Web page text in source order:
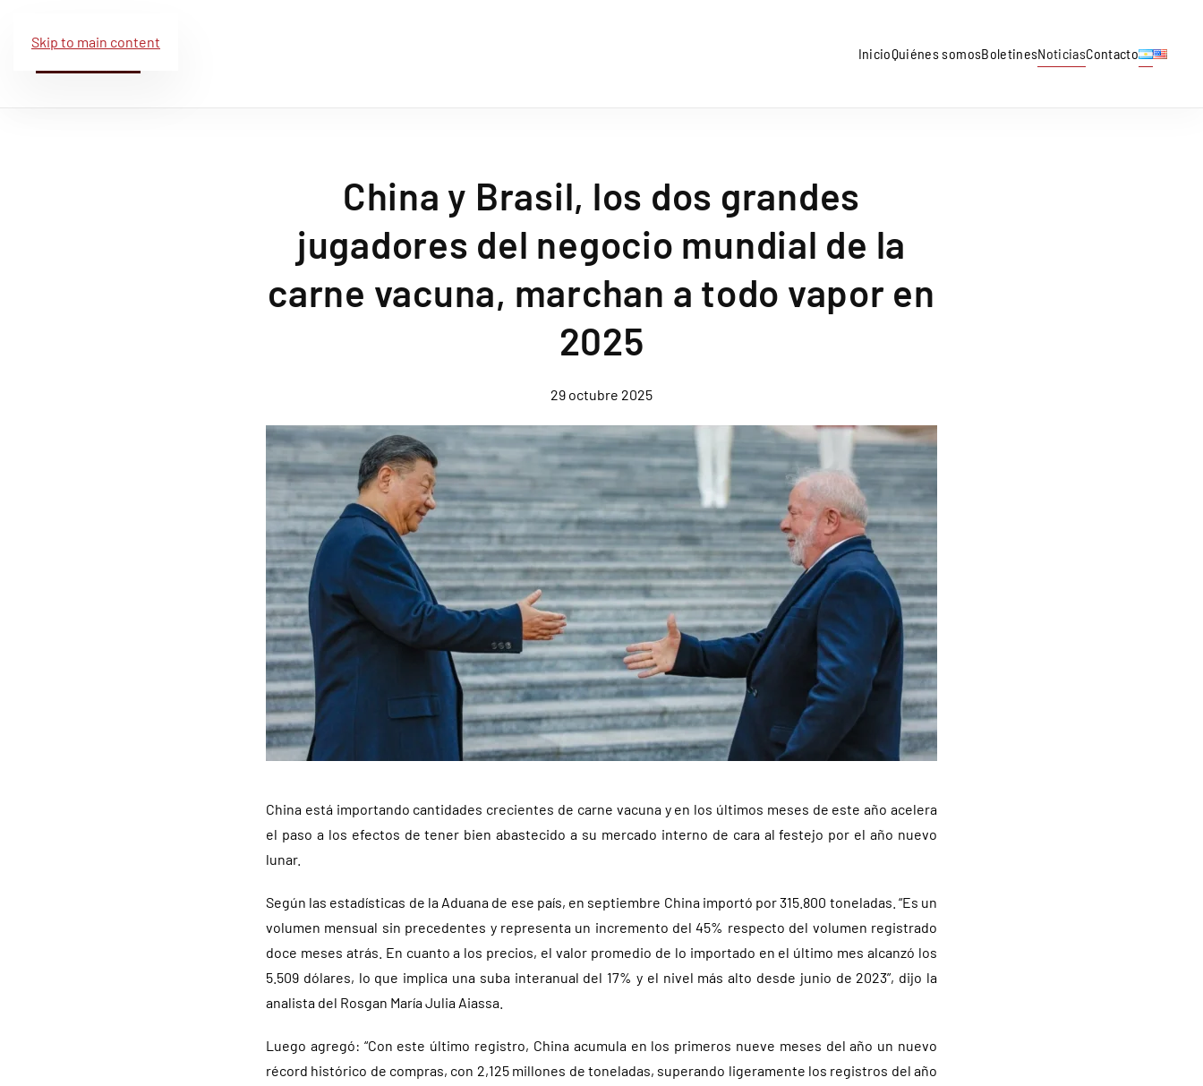
Skip to main content
InicioQuiénes somosBoletinesNoticiasContacto
China y Brasil, los dos grandes
jugadores del negocio mundial de la
carne vacuna, marchan a todo vapor en
2025
29 octubre 2025
China está importando cantidades crecientes de carne vacuna y en los últimos meses de este año acelera
el paso a los efectos de tener bien abastecido a su mercado interno de cara al festejo por el año nuevo
lunar.
Según las estadísticas de la Aduana de ese país, en septiembre China importó por 315.800 toneladas. “Es un
volumen mensual sin precedentes y representa un incremento del 45% respecto del volumen registrado
doce meses atrás. En cuanto a los precios, el valor promedio de lo importado en el último mes alcanzó los
5.509 dólares, lo que implica una suba interanual del 17% y el nivel más alto desde junio de 2023”, dijo la
analista del Rosgan María Julia Aiassa.
Luego agregó: “Con este último registro, China acumula en los primeros nueve meses del año un nuevo
récord histórico de compras, con 2,125 millones de toneladas, superando ligeramente los registros del año